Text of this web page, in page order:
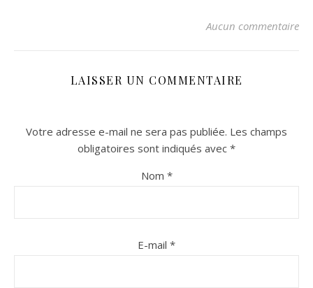
Aucun commentaire
LAISSER UN COMMENTAIRE
Votre adresse e-mail ne sera pas publiée. Les champs
obligatoires sont indiqués avec *
Nom *
E-mail *